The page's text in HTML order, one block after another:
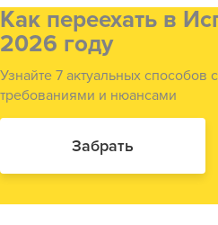
Как переехать в
2026 году
Узнайте 7 актуальных способов с
требованиями и нюансами
Забрать